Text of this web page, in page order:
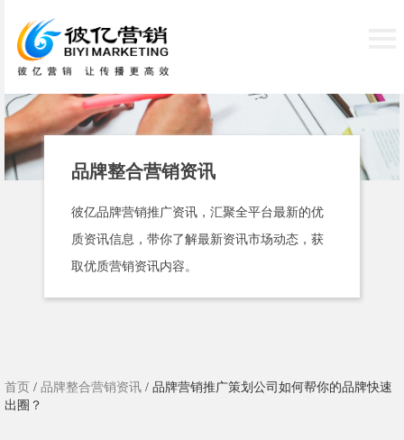
品牌整合营销资讯
彼亿品牌营销推广资讯，汇聚全平台最新的优
质资讯信息，带你了解最新资讯市场动态，获
取优质营销资讯内容。
首页 / 品牌整合营销资讯 / 品牌营销推广策划公司如何帮你的品牌快速
出圈？